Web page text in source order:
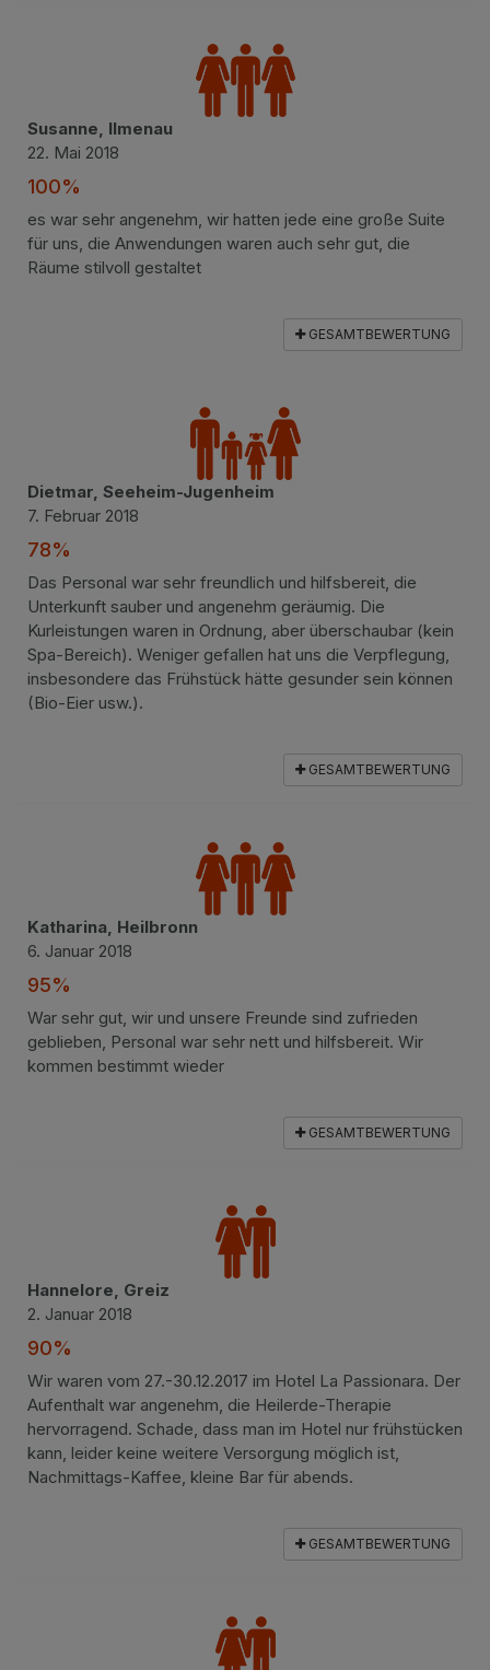
Susanne, Ilmenau
22. Mai 2018
100%
es war sehr angenehm, wir hatten jede eine große Suite
für uns, die Anwendungen waren auch sehr gut, die
Räume stilvoll gestaltet
GESAMTBEWERTUNG
Dietmar, Seeheim-Jugenheim
7. Februar 2018
78%
Das Personal war sehr freundlich und hilfsbereit, die
Unterkunft sauber und angenehm geräumig. Die
Kurleistungen waren in Ordnung, aber überschaubar (kein
Spa-Bereich). Weniger gefallen hat uns die Verpflegung,
insbesondere das Frühstück hätte gesunder sein können
(Bio-Eier usw.).
GESAMTBEWERTUNG
Katharina, Heilbronn
6. Januar 2018
95%
War sehr gut, wir und unsere Freunde sind zufrieden
geblieben, Personal war sehr nett und hilfsbereit. Wir
kommen bestimmt wieder
GESAMTBEWERTUNG
Hannelore, Greiz
2. Januar 2018
90%
Wir waren vom 27.-30.12.2017 im Hotel La Passionara. Der
Aufenthalt war angenehm, die Heilerde-Therapie
hervorragend. Schade, dass man im Hotel nur frühstücken
kann, leider keine weitere Versorgung möglich ist,
Nachmittags-Kaffee, kleine Bar für abends.
GESAMTBEWERTUNG